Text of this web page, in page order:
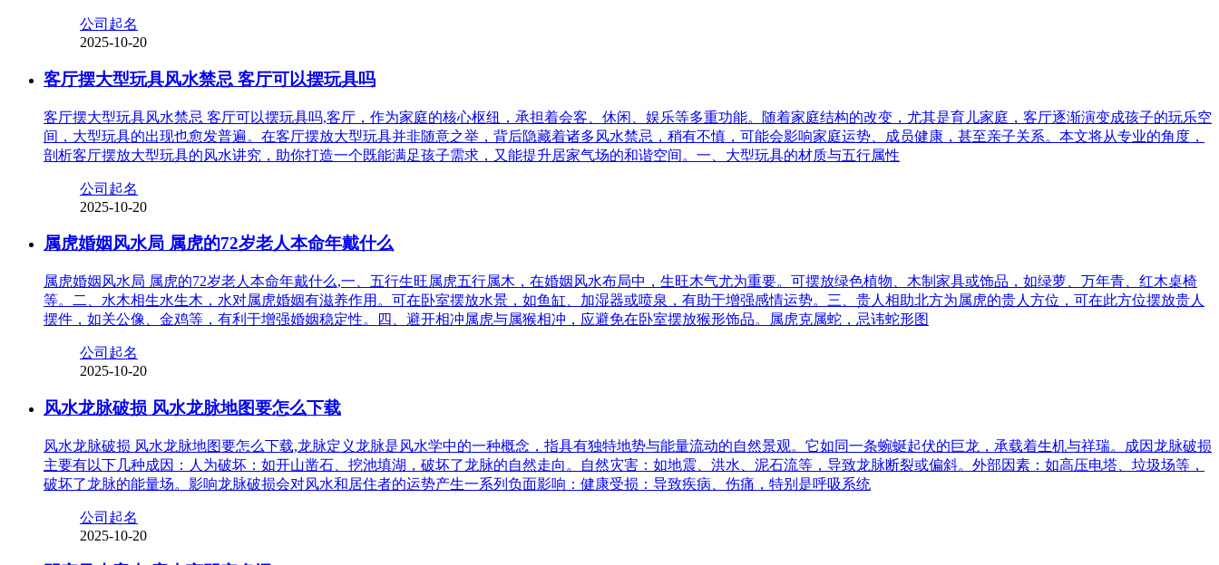
公司起名
2025-10-20
客厅摆大型玩具风水禁忌 客厅可以摆玩具吗
客厅摆大型玩具风水禁忌 客厅可以摆玩具吗,客厅，作为家庭的核心枢纽，承担着会客、休闲、娱乐等多重功能。随着家庭结构的改变，尤其是育儿家庭，客厅逐渐演变成孩子的玩乐空
间，大型玩具的出现也愈发普遍。在客厅摆放大型玩具并非随意之举，背后隐藏着诸多风水禁忌，稍有不慎，可能会影响家庭运势、成员健康，甚至亲子关系。本文将从专业的角度，
剖析客厅摆放大型玩具的风水讲究，助你打造一个既能满足孩子需求，又能提升居家气场的和谐空间。一、大型玩具的材质与五行属性
公司起名
2025-10-20
属虎婚姻风水局 属虎的72岁老人本命年戴什么
属虎婚姻风水局 属虎的72岁老人本命年戴什么,一、五行生旺属虎五行属木，在婚姻风水布局中，生旺木气尤为重要。可摆放绿色植物、木制家具或饰品，如绿萝、万年青、红木桌椅
等。二、水木相生水生木，水对属虎婚姻有滋养作用。可在卧室摆放水景，如鱼缸、加湿器或喷泉，有助于增强感情运势。三、贵人相助北方为属虎的贵人方位，可在此方位摆放贵人
摆件，如关公像、金鸡等，有利于增强婚姻稳定性。四、避开相冲属虎与属猴相冲，应避免在卧室摆放猴形饰品。属虎克属蛇，忌讳蛇形图
公司起名
2025-10-20
风水龙脉破损 风水龙脉地图要怎么下载
风水龙脉破损 风水龙脉地图要怎么下载,龙脉定义龙脉是风水学中的一种概念，指具有独特地势与能量流动的自然景观。它如同一条蜿蜒起伏的巨龙，承载着生机与祥瑞。成因龙脉破损
主要有以下几种成因：人为破坏：如开山凿石、挖池填湖，破坏了龙脉的自然走向。自然灾害：如地震、洪水、泥石流等，导致龙脉断裂或偏斜。外部因素：如高压电塔、垃圾场等，
破坏了龙脉的能量场。影响龙脉破损会对风水和居住者的运势产生一系列负面影响：健康受损：导致疾病、伤痛，特别是呼吸系统
公司起名
2025-10-20